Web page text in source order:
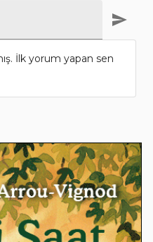
İlk yorum yapan sen